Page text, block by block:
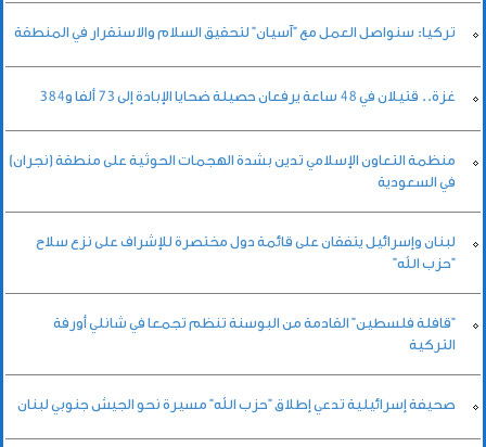
تركيا: سنواصل العمل مع "آسيان" لتحقيق السلام والاستقرار في المنطقة
غزة.. قتيلان في 48 ساعة يرفعان حصيلة ضحايا الإبادة إلى 73 ألفا و384
منظمة التعاون الإسلامي تدين بشدة الهجمات الحوثية على منطقة (نجران)
في السعودية
لبنان وإسرائيل يتفقان على قائمة دول مختصرة للإشراف على نزع سلاح
"حزب الله"
"قافلة فلسطين" القادمة من البوسنة تنظم تجمعا في شانلي أورفة
التركية
صحيفة إسرائيلية تدعي إطلاق "حزب الله" مسيرة نحو الجيش جنوبي لبنان